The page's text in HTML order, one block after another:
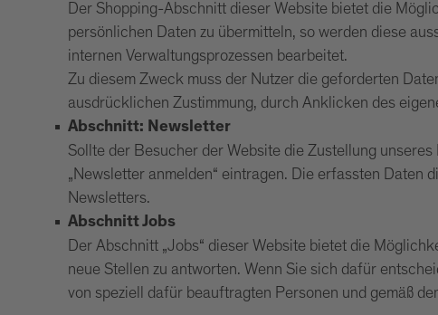
Der Shopping-Abschnitt dieser Website bietet die
persönlichen Daten zu übermitteln, so werden diese
internen Verwaltungsprozessen bearbeitet.
Zu diesem Zweck muss der Nutzer die geforderten
ausdrücklichen Zustimmung, durch Anklicken des
Abschnitt: Newsletter
Sollte der Besucher der Website die Zustellung
„Newsletter anmelden“ eintragen. Die erfassten Daten
Newsletters.
Abschnitt Jobs
Der Abschnitt „Jobs“ dieser Website bietet die
neue Stellen zu antworten. Wenn Sie sich dafür
von speziell dafür beauftragten Personen und gemäß